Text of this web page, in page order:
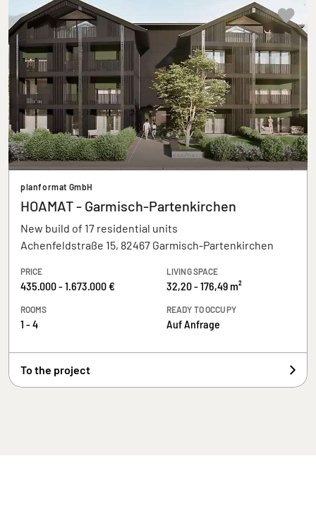
planformat GmbH
HOAMAT - Garmisch-Partenkirchen
New build of 17 residential units
Achenfeldstraße 15, 82467 Garmisch-Partenkirchen
PRICE
435.000 - 1.673.000 €
LIVING SPACE
32,20 - 176,49 m²
ROOMS
1 - 4
READY TO OCCUPY
Auf Anfrage
To the project